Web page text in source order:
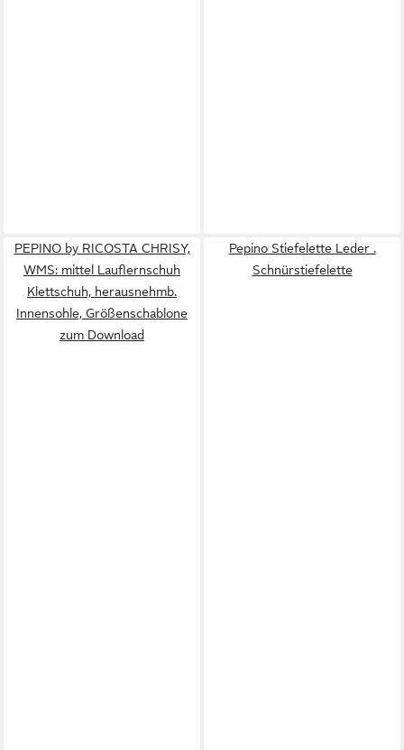
PEPINO by RICOSTA CHRISY,
WMS: mittel Lauflernschuh
Klettschuh, herausnehmb.
Innensohle, Größenschablone
zum Download
Pepino Stiefelette Leder .
Schnürstiefelette